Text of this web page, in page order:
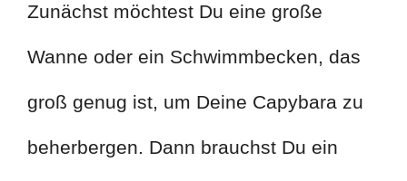
Zunächst möchtest Du eine große
Wanne oder ein Schwimmbecken, das
groß genug ist, um Deine Capybara zu
beherbergen. Dann brauchst Du ein